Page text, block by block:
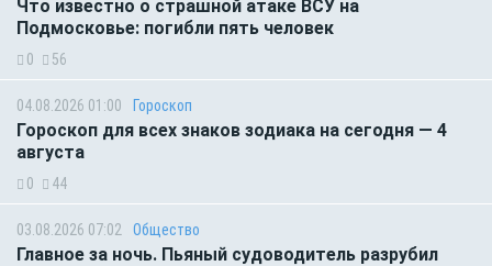
Что известно о страшной атаке ВСУ на
Подмосковье: погибли пять человек
0 56
04.08.2026 01:00 Гороскоп
Гороскоп для всех знаков зодиака на сегодня — 4
августа
0 44
03.08.2026 07:02 Общество
Главное за ночь. Пьяный судоводитель разрубил